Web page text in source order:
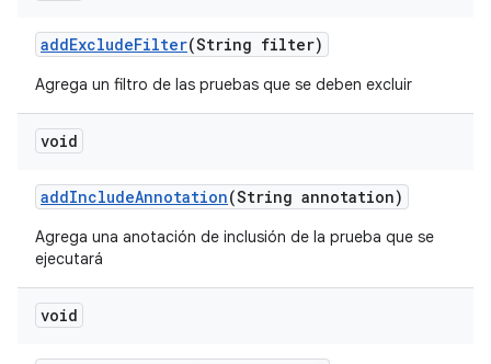
addExcludeFilter(String filter)
Agrega un filtro de las pruebas que se deben excluir
void
addIncludeAnnotation(String annotation)
Agrega una anotación de inclusión de la prueba que se
ejecutará
void